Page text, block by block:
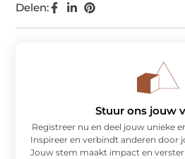
Delen:
Stuur ons jouw
Registreer nu en deel jouw unieke
Inspireer en verbindt anderen door
Jouw stem maakt impact en